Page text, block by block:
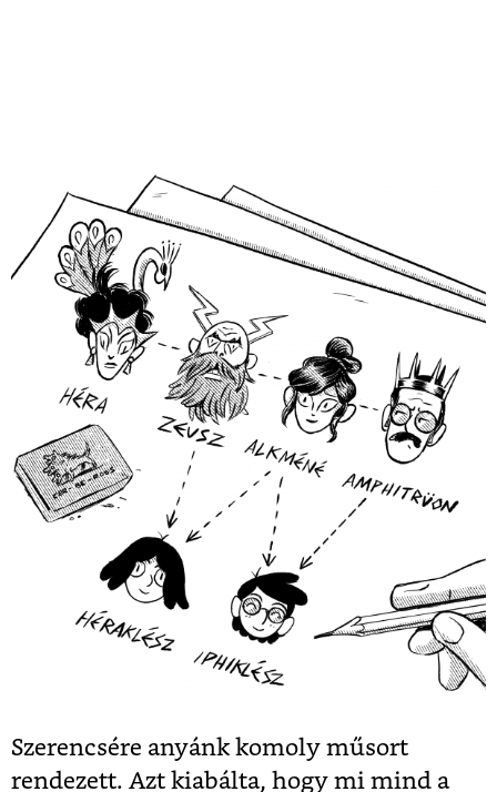
Szerencsére anyánk komoly műsort
rendezett. Azt kiabálta, hogy mi mind a